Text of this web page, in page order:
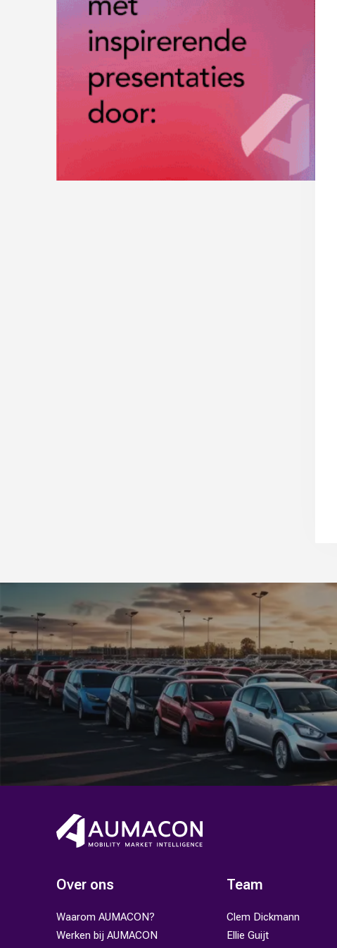
Over ons
Waarom AUMACON?
Werken bij AUMACON
Team
Clem Dickmann
Ellie Guijt